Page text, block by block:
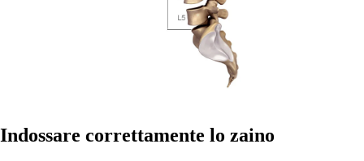
Indossare correttamente lo zaino